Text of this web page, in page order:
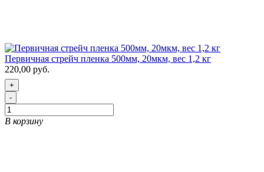
Первичная стрейч пленка 500мм, 20мкм, вес 1,2 кг
220,00 руб.
+
-
В корзину